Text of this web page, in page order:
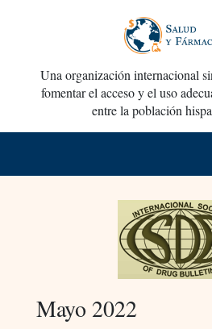
Una organización internacional
fomentar el acceso y el uso
entre la población
Mayo 2022